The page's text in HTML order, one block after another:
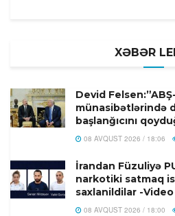
XƏBƏR
Devid
münasibətlərində
başlanğıcını
08 AVQUST 2026 / 18:06
İrandan Füzuliyə
narkotiki satmaq
saxlanildilar -Video
08 AVQUST 2026 / 18:00